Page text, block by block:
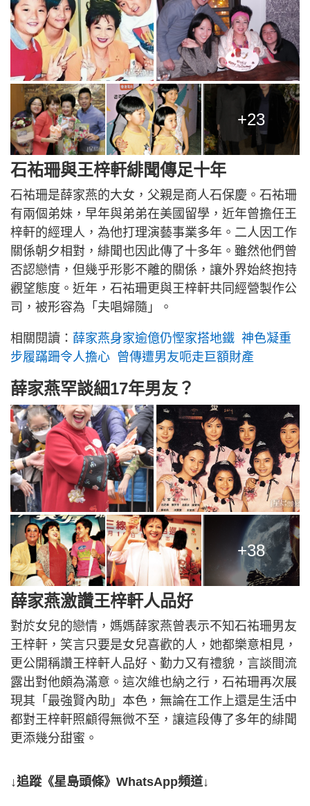
+23
石𧙗珊與王梓軒緋聞傳足十年
石𧙗珊是薛家燕的大女，父親是商人石保慶。石𧙗珊
有兩個弟妹，早年與弟弟在美國留學，近年曾擔任王
梓軒的經理人，為他打理演藝事業多年。二人因工作
關係朝夕相對，緋聞也因此傳了十多年。雖然他們曾
否認戀情，但幾乎形影不離的關係，讓外界始終抱持
觀望態度。近年，石𧙗珊更與王梓軒共同經營製作公
司，被形容為「夫唱婦隨」。
相關閱讀： 薛家燕身家逾億仍慳家搭地鐵 神色凝重
步履蹣跚令人擔心 曾傳遭男友呃走巨額財產
薛家燕罕談細17年男友？
+38
薛家燕激讚王梓軒人品好
對於女兒的戀情，媽媽薛家燕曾表示不知石𧙗珊男友
王梓軒，笑言只要是女兒喜歡的人，她都樂意相見，
更公開稱讚王梓軒人品好、勤力又有禮貌，言談間流
露出對他頗為滿意。這次維也納之行，石𧙗珊再次展
現其「最強賢內助」本色，無論在工作上還是生活中
都對王梓軒照顧得無微不至，讓這段傳了多年的緋聞
更添幾分甜蜜。
↓追蹤《星島頭條》WhatsApp頻道↓